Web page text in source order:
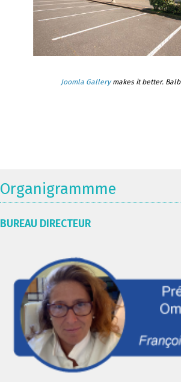
Joomla Gallerymakes it better.
Organigrammme
BUREAU DIRECTEUR